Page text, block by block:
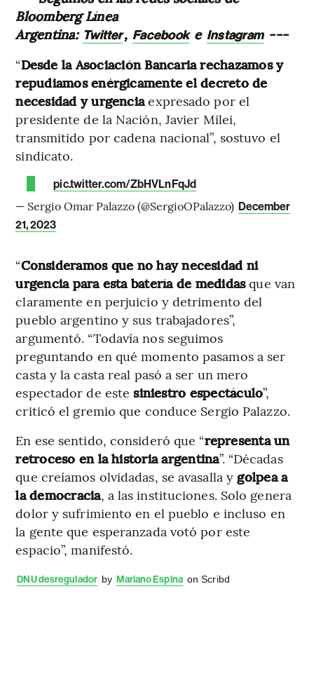
Bloomberg Línea
Argentina: Twitter, Facebook e Instagram ---
“Desde la Asociación Bancaria rechazamos y
repudiamos enérgicamente el decreto de
necesidad y urgenciaexpresado por el
presidente de la Nación, Javier Milei,
transmitido por cadena nacional”, sostuvo el
sindicato.
pic.twitter.com/ZbHVLnFqJd
— Sergio Omar Palazzo (@SergioOPalazzo) December
21, 2023
“Consideramos que no hay necesidad ni
urgencia para esta batería de medidasque van
claramente en perjuicio y detrimento del
pueblo argentino y sus trabajadores”,
argumentó. “Todavía nos seguimos
preguntando en qué momento pasamos a ser
casta y la casta real pasó a ser un mero
espectador de estesiniestro espectáculo”,
criticó el gremio que conduce Sergio Palazzo.
En ese sentido, consideró que “representa un
retroceso en la historia argentina”. “Décadas
que creíamos olvidadas, se avasalla y golpea a
la democracia, a las instituciones. Solo genera
dolor y sufrimiento en el pueblo e incluso en
la gente que esperanzada votó por este
espacio”, manifestó.
DNU desregulador by Mariano Espina on Scribd